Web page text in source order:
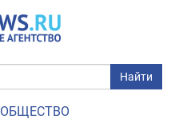
Найти
ОБЩЕСТВО